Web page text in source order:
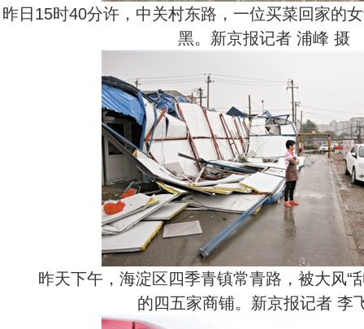
昨日15时40分许，中关村东路，一位买菜回家的
黑。新京报记者 浦峰 摄
昨天下午，海淀区四季青镇常青路，被大风“
的四五家商铺。新京报记者 李